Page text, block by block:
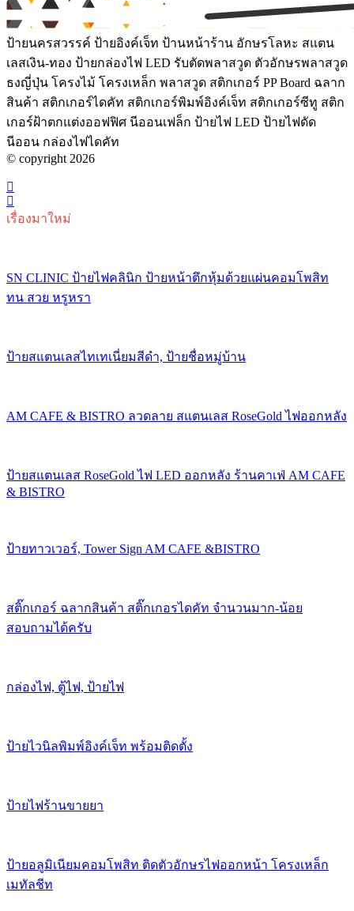
ป้ายนครสวรรค์ ป้ายอิงค์เจ็ท ป้านหน้าร้าน อักษรโลหะ สแตน
เลสเงิน-ทอง ป้ายกล่องไฟ LED รับตัดพลาสวูด ตัวอักษรพลาสวูด
ธงญี่ปุ่น โครงไม้ โครงเหล็ก พลาสวูด สติกเกอร์ PP Board ฉลาก
สินค้า สติกเกอร์ไดคัท สติกเกอร์พิมพ์อิงค์เจ็ท สติกเกอร์ซีทู สติก
เกอร์ฝ้าตกแต่งออฟฟิศ นีออนเฟล็ก ป้ายไฟ LED ป้ายไฟดัด
นีออน กล่องไฟไดคัท
© copyright 2026
เรื่องมาใหม่
SN CLINIC ป้ายไฟคลินิก ป้ายหน้าตึกหุ้มด้วยแผ่นคอมโพสิท
ทน สวย หรูหรา
ป้ายสแตนเลสไทเทเนี่ยมสีดำ, ป้ายชื่อหมู่บ้าน
AM CAFE & BISTRO ลวดลาย สแตนเลส RoseGold ไฟออกหลัง
ป้ายสแตนเลส RoseGold ไฟ LED ออกหลัง ร้านคาเฟ่ AM CAFE
& BISTRO
ป้ายทาวเวอร์, Tower Sign AM CAFE &BISTRO
สติ๊กเกอร์ ฉลากสินค้า สติ๊กเกอรไดคัท จำนวนมาก-น้อย
สอบถามได้ครับ
กล่องไฟ, ตู้ไฟ, ป้ายไฟ
ป้ายไวนิลพิมพ์อิงค์เจ็ท พร้อมติดตั้ง
ป้ายไฟร้านขายยา
ป้ายอลูมิเนียมคอมโพสิท ติดตัวอักษรไฟออกหน้า โครงเหล็ก
เมทัลชีท